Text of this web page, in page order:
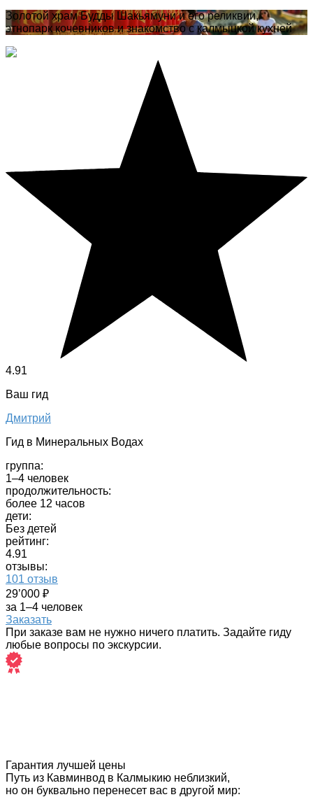
Золотой храм Будды Шакьямуни и его реликвии,
этнопарк кочевников и знакомство с калмыцкой кухней
4.91
Ваш гид
Дмитрий
Гид в Минеральных Водах
группа:
1–4 человек
продолжительность:
более 12 часов
дети:
Без детей
рейтинг:
4.91
отзывы:
101 отзыв
29’000 ₽
за 1–4 человек
Заказать
При заказе вам не нужно ничего платить. Задайте гиду
любые вопросы по экскурсии.
Гарантия лучшей цены
Путь из Кавминвод в Калмыкию неблизкий,
но он буквально перенесет вас в другой мир: